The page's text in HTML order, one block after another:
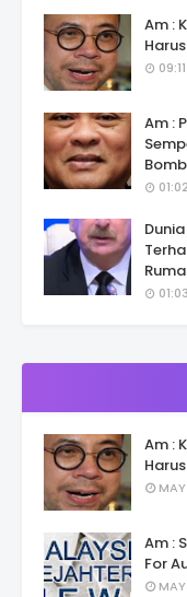
Am :
09:11
Am :
01:02
01:03
Am :
Am :
For